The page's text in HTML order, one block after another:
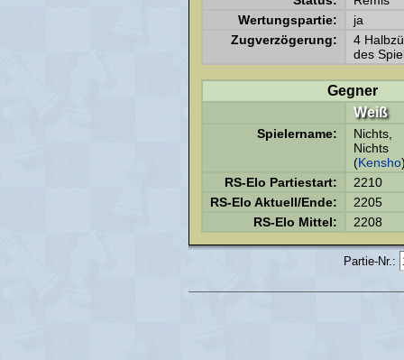
Wertungspartie:
ja
Zugverzögerung:
4
des
Gegner
Weiß
Spielername:
Nichts,
Nichts
(Kensho
RS-Elo Partiestart:
2210
RS-Elo Aktuell/Ende:
2205
RS-Elo Mittel:
2208
Partie-Nr.: